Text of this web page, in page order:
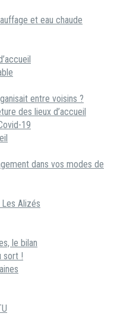
et eau chaude
entre voisins ?
des lieux d’accueil
19
dans vos modes de
Alizés
le bilan
sort !